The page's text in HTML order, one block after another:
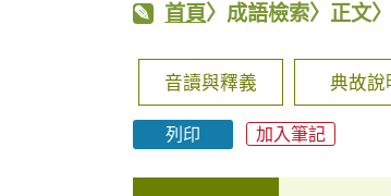
首頁〉成語檢索〉正文〉
音讀與釋義 典故說
列印 加入筆記